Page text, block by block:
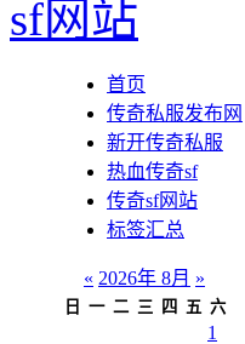
首页
传奇私服发布网
新开传奇私服
热血传奇sf
传奇sf网站
标签汇总
« 2026年 8月 »
日 一 二 三 四 五 六
1